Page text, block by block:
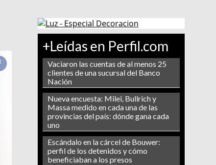
+Leídas en Perfil.com
Vaciaron las cuentas de al menos 25
clientes de una sucursal del Banco
Nación
Nueva encuesta: Milei, Bullrich y
Massa medido en cada una de las
provincias del país: dónde gana cada
uno
Escándalo en la cárcel de Bouwer:
perfil de los detenidos y cómo
beneficiaban a los presos